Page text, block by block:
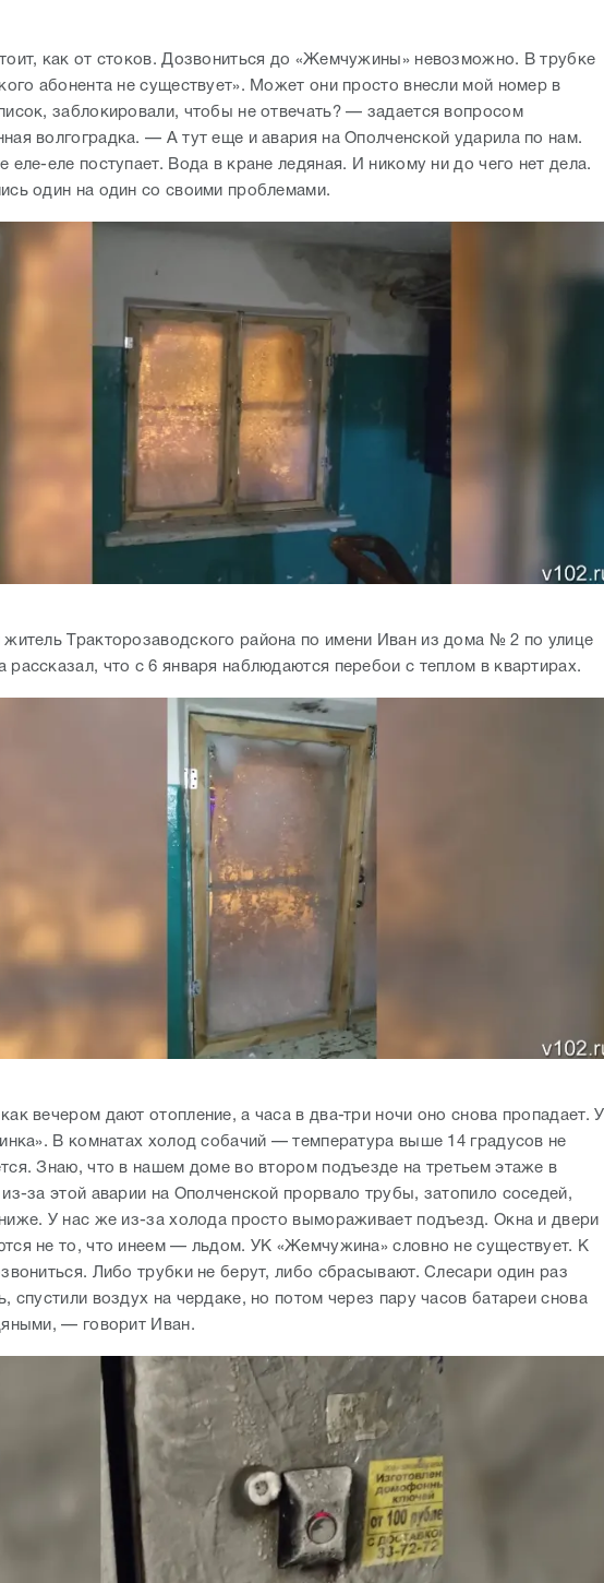
как от стоков. Дозвониться до «Жемчужины» невозможно. В трубке
абонента не существует». Может они просто внесли мой номер в
заблокировали, чтобы не отвечать? — задается вопросом
волгоградка. — А тут еще и авария на Ополченской ударила по нам.
еле-еле поступает. Вода в кране ледяная. И никому ни до чего нет дела.
один на один со своими проблемами.
Тракторозаводского района по имени Иван из дома № 2 по улице
рассказал, что с 6 января наблюдаются перебои с теплом в квартирах.
вечером дают отопление, а часа в два-три ночи оно снова пропадает. У
В комнатах холод собачий — температура выше 14 градусов не
Знаю, что в нашем доме во втором подъезде на третьем этаже в
из-за этой аварии на Ополченской прорвало трубы, затопило соседей,
У нас же из-за холода просто вымораживает подъезд. Окна и двери
не то, что инеем — льдом. УК «Жемчужина» словно не существует. К
Либо трубки не берут, либо сбрасывают. Слесари один раз
спустили воздух на чердаке, но потом через пару часов батареи снова
— говорит Иван.